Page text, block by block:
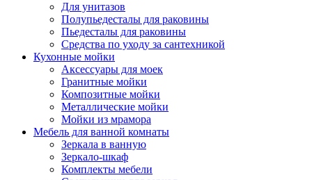
Для унитазов
Полупьедесталы для раковины
Пьедесталы для раковины
Средства по уходу за сантехникой
Кухонные мойки
Аксессуары для моек
Гранитные мойки
Композитные мойки
Металлические мойки
Мойки из мрамора
Мебель для ванной комнаты
Зеркала в ванную
Зеркало-шкаф
Комплекты мебели